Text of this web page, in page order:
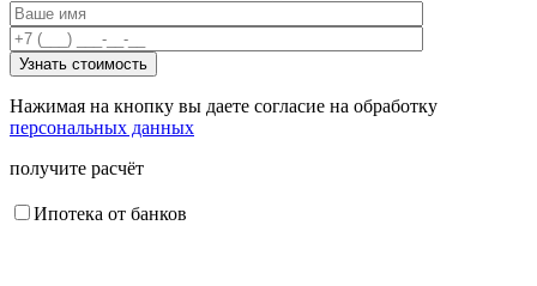
Нажимая на кнопку вы даете согласие на обработку
персональных данных
получите расчёт
Ипотека от банков